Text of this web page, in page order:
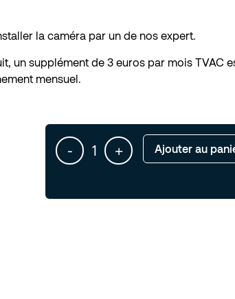
la caméra par un de nos expert.
un supplément de 3 euros par mois TVAC
mensuel.
- + Ajouter au